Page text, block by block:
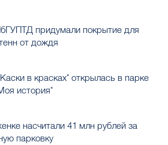
придумали покрытие для
от дождя
в красках" открылась в парке
история"
насчитали 41 млн рублей за
парковку